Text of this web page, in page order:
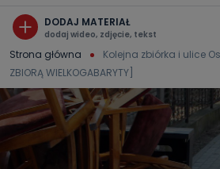
DODAJ MATERIAŁ
dodaj wideo, zdjęcie, tekst
Strona główna
Kolejna zbiórka i ulice
ZBIORĄ WIELKOGABARYTY]